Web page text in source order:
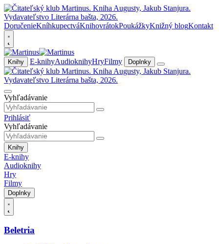
DoručenieKníhkupectváKnihovrátokPoukážkyKnižný blogKontakt
Knihy E-knihyAudioknihyHryFilmy Doplnky
Vyhľadávanie
Prihlásiť
Vyhľadávanie
Knihy
E-knihy
Audioknihy
Hry
Filmy
Doplnky
Beletria